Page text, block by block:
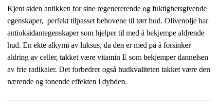
Kjent siden antikken for sine regenererende og fuktighetsgivende
egenskaper, perfekt tilpasset behovene til tørr hud. Olivenolje har
antioksidantegenskaper som hjelper til med å bekjempe aldrende
hud. En ekte alkymi av luksus, da den er med på å forsinker
aldring av celler, takket være vitamin E som bekjemper dannelsen
av frie radikaler. Det forbedrer også hudkvaliteten takket være den
nærende og tonende effekten i dybden.